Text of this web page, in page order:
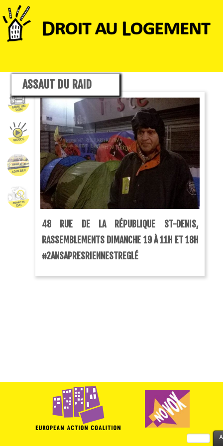
ASSAUT DU RAID
48 RUE DE LA RÉPUBLIQUE ST-DENIS,
RASSEMBLEMENTS DIMANCHE 19 À 11H ET 18H
#2ANSAPRESRIENNESTREGLÉ
Rechercher :